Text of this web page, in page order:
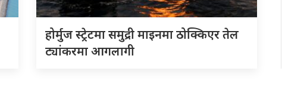
होर्मुज स्ट्रेटमा समुद्री माइनमा ठोक्किएर तेल
ट्यांकरमा आगलागी